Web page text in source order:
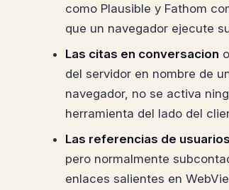
como Plausible y Fathom
que un navegador ejecute
Las citas en conversacion
del servidor en nombre de
navegador, no se activa
herramienta del lado del
Las referencias de
pero normalmente
enlaces salientes en